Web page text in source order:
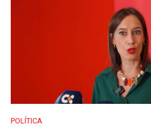
POLÍTICA